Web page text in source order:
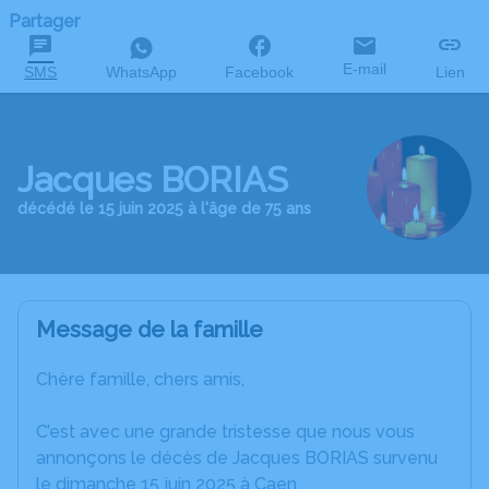
Partager
SMS WhatsApp Facebook E-mail Lien
Jacques BORIAS
décédé le 15 juin 2025 à l'âge de 75 ans
Message de la famille
Chère famille, chers amis,
C’est avec une grande tristesse que nous vous
annonçons le décès de Jacques BORIAS survenu
le dimanche 15 juin 2025 à Caen.